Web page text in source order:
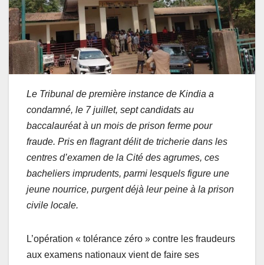
Le Tribunal de première instance de Kindia a
condamné, le 7 juillet, sept candidats au
baccalauréat à un mois de prison ferme pour
fraude. Pris en flagrant délit de tricherie dans les
centres d’examen de la Cité des agrumes, ces
bacheliers imprudents, parmi lesquels figure une
jeune nourrice, purgent déjà leur peine à la prison
civile locale.
L’opération « tolérance zéro » contre les fraudeurs
aux examens nationaux vient de faire ses